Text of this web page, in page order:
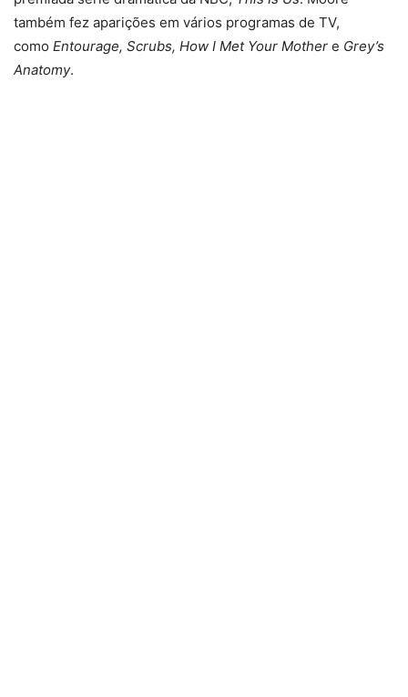
também fez aparições em vários programas de TV,
como Entourage, Scrubs, How I Met Your Mother e Grey’s
Anatomy.